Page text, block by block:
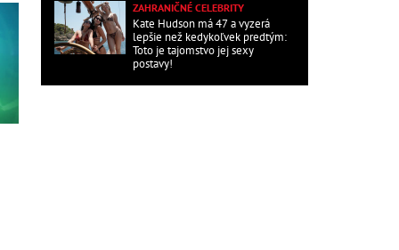
ZAHRANIČNÉ CELEBRITY
Kate Hudson má 47 a vyzerá
lepšie než kedykoľvek predtým:
Toto je tajomstvo jej sexy
postavy!